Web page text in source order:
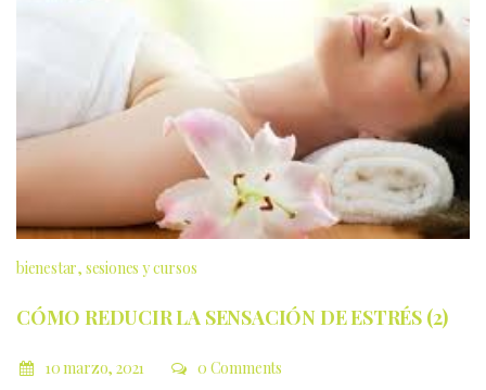
bienestar sesiones y cursos
CÓMO REDUCIR LA SENSACIÓN DE ESTRÉS (2)
10 marzo, 2021 0 Comments